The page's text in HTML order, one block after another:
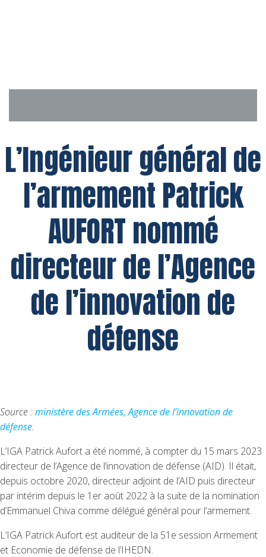
L’Ingénieur général de
l’armement Patrick
AUFORT nommé
directeur de l’Agence
de l’innovation de
défense
Source : ministère des Armées, Agence de l’innovation de
défense.
L’IGA Patrick Aufort a été nommé, à compter du 15 mars 2023
directeur de l’Agence de l’innovation de défense (AID). Il était,
depuis octobre 2020, directeur adjoint de l’AID puis directeur
par intérim depuis le 1er août 2022 à la suite de la nomination
d’Emmanuel Chiva comme délégué général pour l’armement.
L’IGA Patrick Aufort est auditeur de la 51e session Armement
et Economie de défense de l’IHEDN.